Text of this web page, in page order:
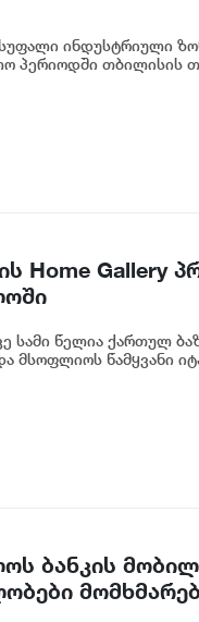
ინდუსტრიული
პერიოდში თბილისის
Home Gallery
სამი წელია ქართულ
მსოფლიოს წამყვანი
ბანკის